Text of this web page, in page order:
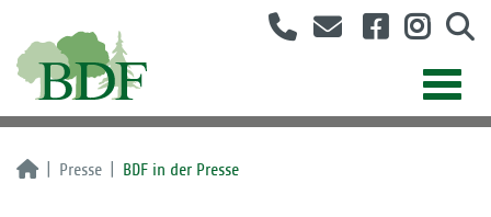
Presse BDF in der Presse